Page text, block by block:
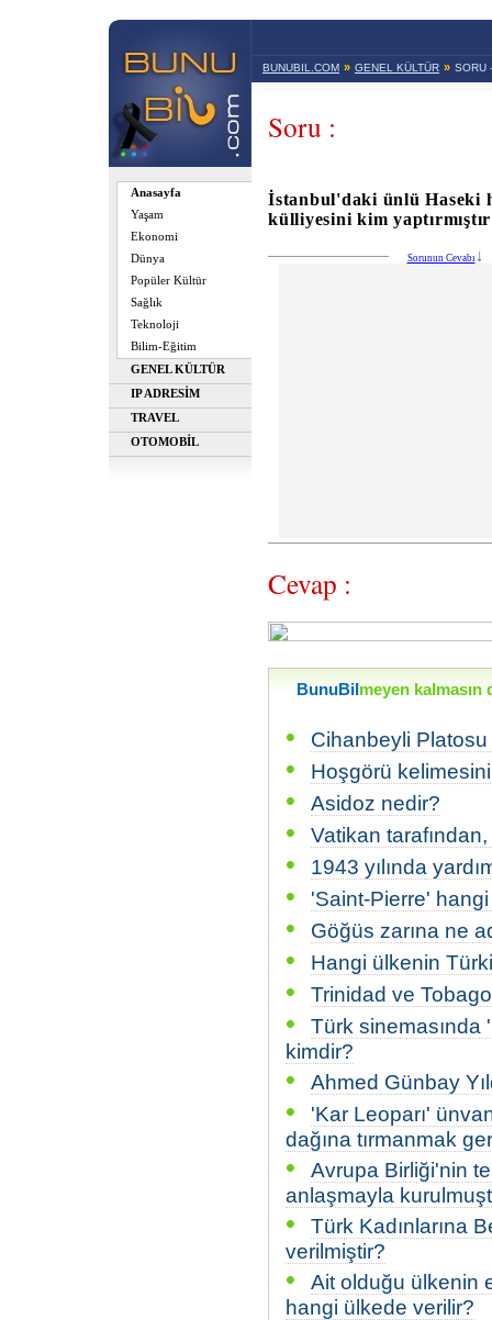
Anasayfa
Yaşam
Ekonomi
Dünya
Popüler Kültür
Sağlık
Teknoloji
Bilim-Eğitim
GENEL KÜLTÜR
IP ADRESİM
TRAVEL
OTOMOBİL
BUNUBIL.COM » GENEL KÜLTÜR » SORU
Soru :
İstanbul'daki ünlü Haseki
külliyesini kim
Sorunun Cevabı
Cevap :
BunuBil meyen kalmasın
• Cihanbeyli
• Hoşgörü
• Asidoz nedir?
• Vatikan
• 1943 yılında
• 'Saint-Pierre'
• Göğüs zarına ne
• Hangi ülkenin
• Trinidad ve
•
Türk sinemasında
kimdir?
• Ahmed Günbay
•
'Kar Leoparı'
dağına tırmanmak
•
Avrupa Birliği'nin
anlaşmayla
•
Türk Kadınlarına
verilmiştir?
•
Ait olduğu ülkenin
hangi ülkede verilir?